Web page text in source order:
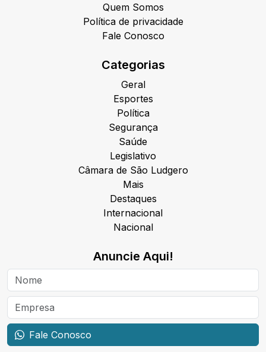
Quem Somos
Política de privacidade
Fale Conosco
Categorias
Geral
Esportes
Política
Segurança
Saúde
Legislativo
Câmara de São Ludgero
Mais
Destaques
Internacional
Nacional
Anuncie Aqui!
Fale Conosco